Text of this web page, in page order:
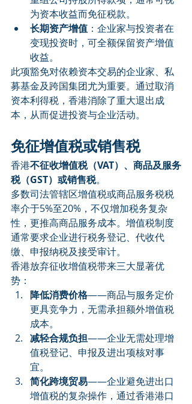
为资本收益而免征税款。
长期资产增值 ：企业家与投资者在
变现投资时，可全额保留资产增值
收益。
此项豁免对依赖资本交易的企业家、私
募基金及跨国集团尤为重要。通过取消
资本利得税，香港消除了重大退出成
本，从而促进投资与企业活动。
免征增值税或销售税
香港不征收增值税（VAT）、商品及服务
税（GST）或销售税。
多数司法管辖区增值税或商品服务税税
率介于5%至20%，不仅增加税务复杂
性，更推高商品服务成本。增值税制度
通常要求企业进行税务登记、代收代
缴、申报纳税及接受审计。
香港放弃征收增值税带来三大显著优
势：
降低消费价格——商品与服务定价
更具竞争力，无需承担额外增值税
成本。
减轻合规负担——企业无需处理增
值税登记、申报及进出项核对事
宜。
简化跨境贸易——企业避免进出口
增值税的复杂操作，通过香港港口